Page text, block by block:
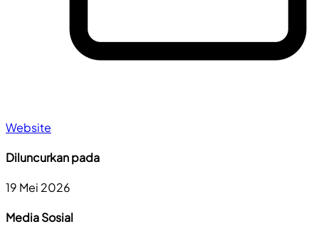
Website
Diluncurkan pada
19 Mei 2026
Media Sosial